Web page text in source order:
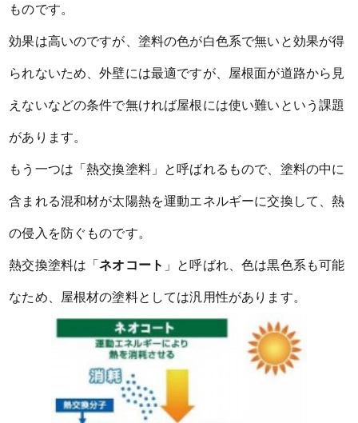
ものです。
効果は高いのですが、塗料の色が白色系で無いと効果が得
られないため、外壁には最適ですが、屋根面が道路から見
えないなどの条件で無ければ屋根には使い難いという課題
があります。
もう一つは「熱交換塗料」と呼ばれるもので、塗料の中に
含まれる混和材が太陽熱を運動エネルギーに交換して、熱
の侵入を防ぐものです。
熱交換塗料は「ネオコート 」と呼ばれ、色は黒色系も可能
なため、屋根材の塗料としては汎用性があります。